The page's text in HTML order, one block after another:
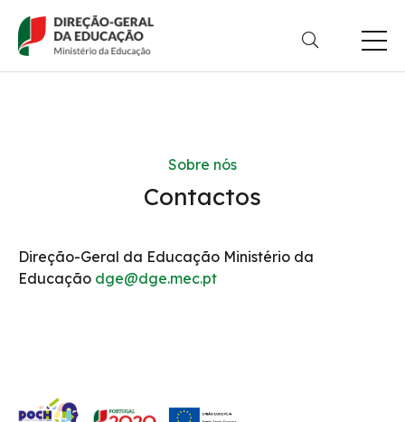
Sobre nós
Contactos
Direção-Geral da Educação Ministério da
Educação dge@dge.mec.pt